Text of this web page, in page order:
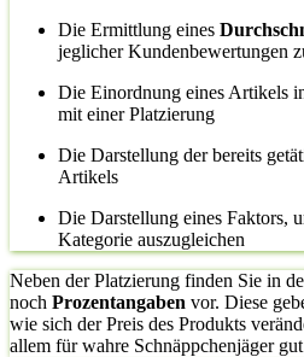
Die Ermittlung eines
jeglicher Kundenbewertungen
Die Einordnung eines Artikels
mit einer Platzierung
Die Darstellung der bereits
Artikels
Die Darstellung eines Faktors,
Kategorie auszugleichen
Neben der Platzierung finden Sie in
noch Prozentangaben vor. Diese
wie sich der Preis des Produkts
allem für wahre Schnäppchenjäger